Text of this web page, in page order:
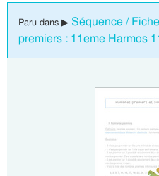
Paru dans ▶ Séquence /
premiers : 11eme Harmos